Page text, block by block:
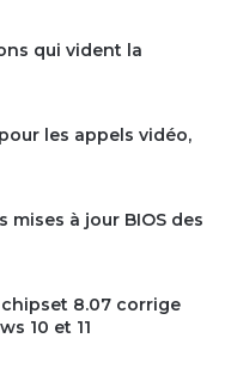
qui vident la
les appels vidéo,
à jour BIOS des
chipset 8.07 corrige
10 et 11